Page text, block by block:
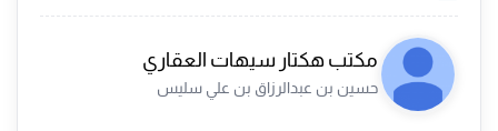
مكتب هكتار سيهات العقاري
حسين بن عبدالرزاق بن علي سليس